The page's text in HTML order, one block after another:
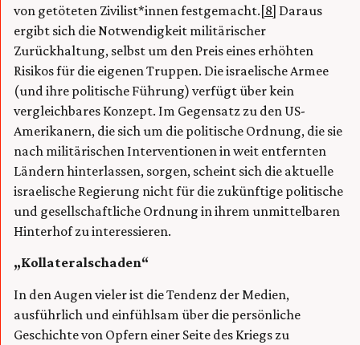
von getöteten Zivilist*innen festgemacht.[8] Daraus
ergibt sich die Notwendigkeit militärischer
Zurückhaltung, selbst um den Preis eines erhöhten
Risikos für die eigenen Truppen. Die israelische Armee
(und ihre politische Führung) verfügt über kein
vergleichbares Konzept. Im Gegensatz zu den US-
Amerikanern, die sich um die politische Ordnung, die sie
nach militärischen Interventionen in weit entfernten
Ländern hinterlassen, sorgen, scheint sich die aktuelle
israelische Regierung nicht für die zukünftige politische
und gesellschaftliche Ordnung in ihrem unmittelbaren
Hinterhof zu interessieren.
„Kollateralschaden“
In den Augen vieler ist die Tendenz der Medien,
ausführlich und einfühlsam über die persönliche
Geschichte von Opfern einer Seite des Kriegs zu